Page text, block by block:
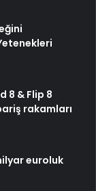
8 & Flip 8
rakamları
euroluk